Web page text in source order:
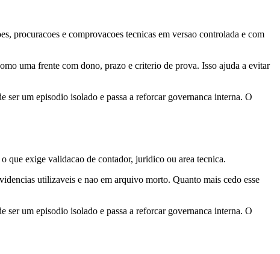
procuracoes e comprovacoes tecnicas em versao controlada e com
uma frente com dono, prazo e criterio de prova. Isso ajuda a evitar
um episodio isolado e passa a reforcar governanca interna. O
exige validacao de contador, juridico ou area tecnica.
utilizaveis e nao em arquivo morto. Quanto mais cedo esse
um episodio isolado e passa a reforcar governanca interna. O